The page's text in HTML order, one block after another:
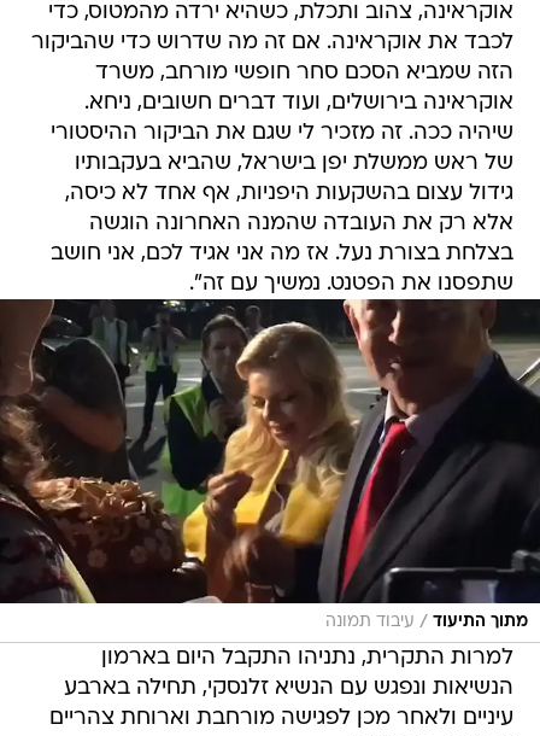
אוקראינה, צהוב ותכלת, כשהיא ירדה מהמטוס, כדי
לכבד את אוקראינה. אם זה מה שדרוש כדי שהביקור
הזה שמביא הסכם סחר חופשי מורחב, משרד
אוקראינה בירושלים, ועוד דברים חשובים, ניחא.
שיהיה ככה. זה מזכיר לי שגם את הביקור ההיסטורי
של ראש ממשלת יפן בישראל, שהביא בעקבותיו
גידול עצום בהשקעות היפניות, אף אחד לא כיסה,
אלא רק את העובדה שהמנה האחרונה הוגשה
בצלחת בצורת נעל. אז מה אני אגיד לכם, אני חושב
שתפסנו את הפטנט. נמשיך עם זה".
מתוך התיעוד / עיבוד תמונה
למרות התקרית, נתניהו התקבל היום בארמון
הנשיאות ונפגש עם הנשיא זלנסקי, תחילה בארבע
עיניים ולאחר מכן לפגישה מורחבת וארוחת צהריים